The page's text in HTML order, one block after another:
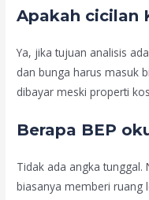
Apakah cicilan
Ya, jika tujuan analisis
dan bunga harus masuk
dibayar meski properti
Berapa BEP
Tidak ada angka tunggal.
biasanya memberi ruang